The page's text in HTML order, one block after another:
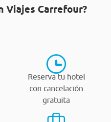
Viajes Carrefour?
Reserva tu hotel
con cancelación
gratuita